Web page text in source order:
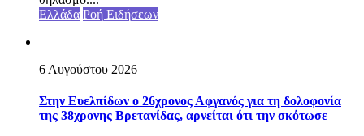
Ελλάδα Ροή Ειδήσεων
6 Αυγούστου 2026
Στην Ευελπίδων ο 26χρονος Αφγανός για τη δολοφονία
της 38χρονης Βρετανίδας, αρνείται ότι την σκότωσε